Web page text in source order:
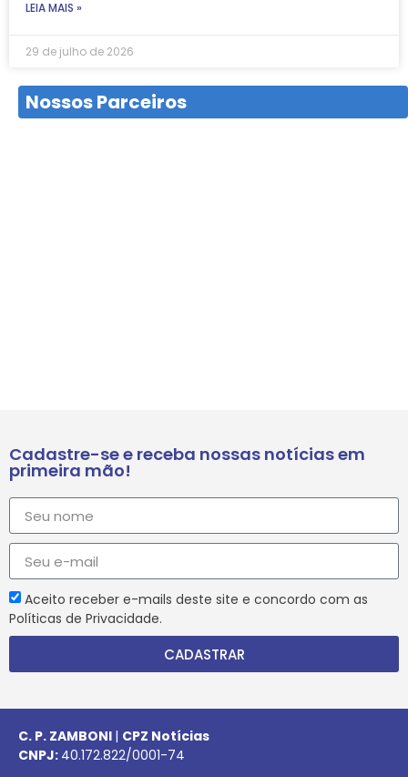
LEIA MAIS »
29 de julho de 2026
Nossos Parceiros
Cadastre-se e receba nossas notícias em
primeira mão!
Aceito receber e-mails deste site e concordo com as
Políticas de Privacidade.
CADASTRAR
C. P. ZAMBONI | CPZ Notícias
CNPJ: 40.172.822/0001-74